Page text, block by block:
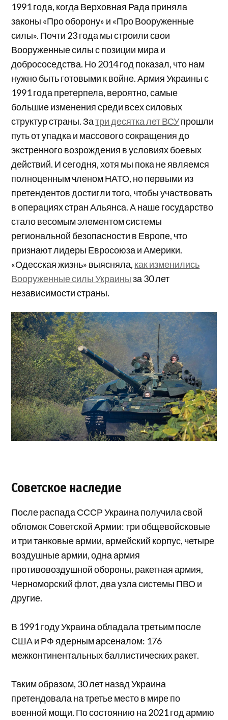
1991 года, когда Верховная Рада приняла
законы «Про оборону» и «Про Вооруженные
силы». Почти 23 года мы строили свои
Вооруженные силы с позиции мира и
добрососедства. Но 2014 год показал, что нам
нужно быть готовыми к войне. Армия Украины с
1991 года претерпела, вероятно, самые
большие изменения среди всех силовых
структур страны. Затри десятка лет ВСУпрошли
путь от упадка и массового сокращения до
экстренного возрождения в условиях боевых
действий. И сегодня, хотя мы пока не являемся
полноценным членом НАТО, но первыми из
претендентов достигли того, чтобы участвовать
в операциях стран Альянса. А наше государство
стало весомым элементом системы
региональной безопасности в Европе, что
признают лидеры Евросоюза и Америки.
«Одесская жизнь» выясняла, как изменились
Вооруженные силы Украиныза 30 лет
независимости страны.
Советское наследие
После распада СССР Украина получила свой
обломок Советской Армии: три общевойсковые
и три танковые армии, армейский корпус, четыре
воздушные армии, одна армия
противовоздушной обороны, ракетная армия,
Черноморский флот, два узла системы ПВО и
другие.
В 1991 году Украина обладала третьим после
США и РФ ядерным арсеналом: 176
межконтинентальных баллистических ракет.
Таким образом, 30 лет назад Украина
претендовала на третье место в мире по
военной мощи. По состоянию на 2021 год армию